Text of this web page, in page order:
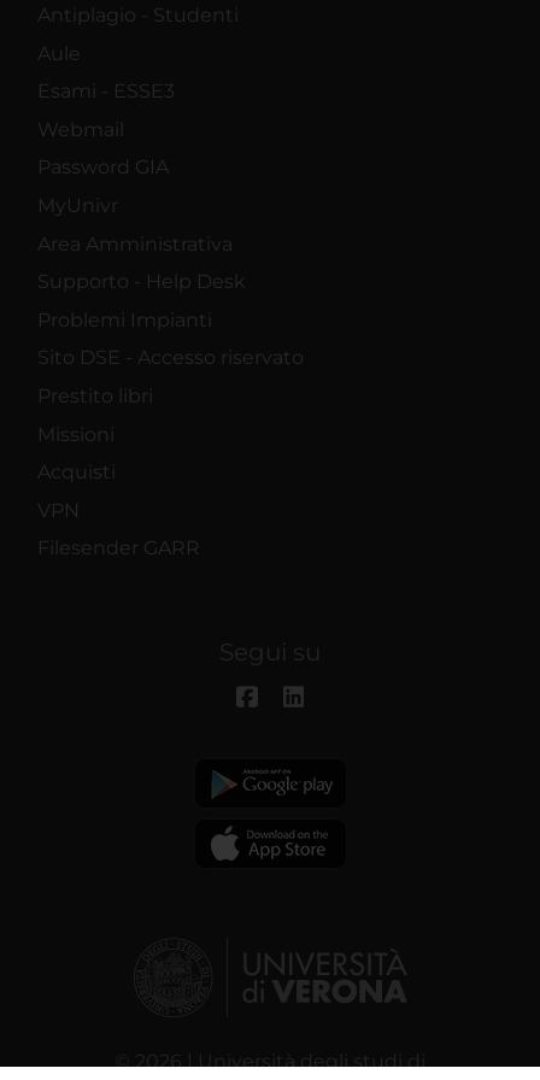
Antiplagio - Studenti
Aule
Esami - ESSE3
Webmail
Password GIA
MyUnivr
Area Amministrativa
Supporto - Help Desk
Problemi Impianti
Sito DSE - Accesso riservato
Prestito libri
Missioni
Acquisti
VPN
Filesender GARR
Segui su
© 2026 | Università degli studi di